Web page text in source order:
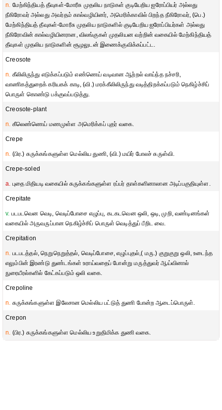
n. மேற்கிந்தியத் தீவுகள்-மோரீசு முதலிய நாடுகள் குடியேறிய ஐரோப்பியர் அல்லது
நீகிரோவர் அல்லது அவர்தம் கால்வழியினர், அமெரிக்காவில் பிறந்த நீகிரோவர், (பெ.)
மேற்கிந்தியத் தீவுகள்-மோரீசு முதலிய நாடுகளில் குடியேறிய ஐரோப்பியர்கள் அல்லது
நீகிரோவின் கால்வழியினரான, விலங்குகள் முதலியன வற்றின் வகையில் மேற்கிந்தியத்
தீவுகள் முதலிய நாடுகளின் சூழலுடன் இணைக்குவிக்கப்பட்ட.
Creosote
n. கீலிலிருந்து எடுக்கப்படும் எண்ணெய் வடிவான ஆற்றல் வாய்ந்த நச்சரி,
வாணிகத்துறைக் கரியகக் காடி, (வி.) மரக்கீலிலிருந்து வடித்திறக்கப்படும் நெகிழ்ச்சிப்
பொருள் கொண்டு பக்குவப்படுத்து.
Creosote-plant
n. கீலெண்ணெய் மணமுள்ள அமெரிக்கப் புதர் வகை.
Crepe
n. (பிர.) சுருக்கங்களுள்ள மெல்லிய துணி, (வி.) மயிர் போலச் சுருள்வி.
Crepe-soled
a. புதை மிதியடி வகையில் சுருக்கங்களுள்ள ரப்பர் தாள்களினாலான அடிப்பகுதியுள்ள.
Crepitate
v. படபடவென வெடி, வெடிப்போசை எழுப்பு, கடகடவென ஒலி, ஒடி, முறி, வண்டினங்கள்
வகையில் அருவருப்பான நெகிழ்ச்சிப் பொருள் வெடித்துப் பீறிட வை.
Crepitation
n. படபடத்தல், நெறுநெறுத்தல், வெடிப்போசை, எழுப்புதல்,( மரு.) குறுகுறு ஒலி, உடைந்த
எலும்பின் இரண்டு துண்டங்கள் உராய்வதைப் போன்று மருத்துவர் ஆய்வினால்
நுரையீரல்களில் கேட்கப்படும் ஒலி வகை.
Crepoline
n. சுருக்கங்களுள்ள இலேசான மெல்லிய பட்டுத் துணி போன்ற ஆடைப்பொருள்.
Crepon
n. (பிர.) சுருக்கங்களுள்ள மெல்லிய உறுதிமிக்க துணி வகை.